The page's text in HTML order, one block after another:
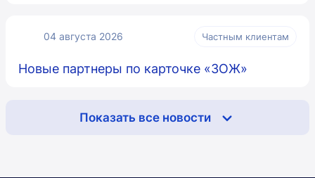
04 августа 2026 Частным клиентам
Новые партнеры по карточке «ЗОЖ»
Показать все новости